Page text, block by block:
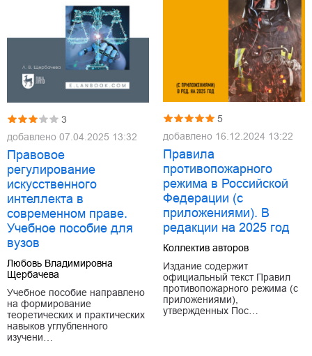
3
добавлено 07.04.2025 13:32
Правовое
регулирование
искусственного
интеллекта в
современном праве.
Учебное пособие для
вузов
Любовь Владимировна
Щербачева
Учебное пособие направлено
на формирование
теоретических и практических
навыков углубленного
изучени…
5
добавлено 16.12.2024 13:22
Правила
противопожарного
режима в Российской
Федерации (с
приложениями). В
редакции на 2025 год
Коллектив авторов
Издание содержит
официальный текст Правил
противопожарного режима (с
приложениями),
утвержденных Пос…